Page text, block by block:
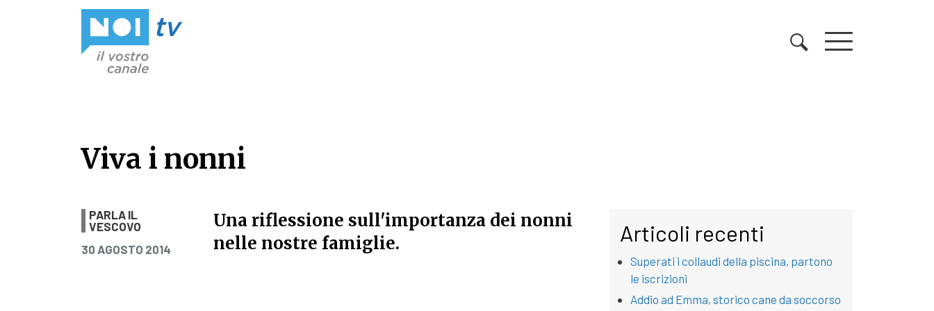
Viva i nonni
Viva i nonni
PARLA IL
VESCOVO
PUBBLICATO IL
30 AGOSTO 2014
Una riflessione sull'importanza dei nonni
nelle nostre famiglie.
Articoli recenti
Superati i collaudi della piscina, partono
le iscrizioni
Addio ad Emma, storico cane da soccorso